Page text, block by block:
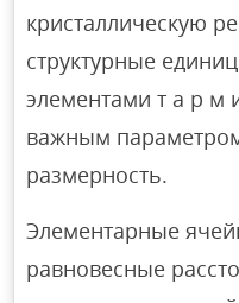
кристаллическую
структурные
элементами т а р м
важным
размерность.
Элементарные
равновесные